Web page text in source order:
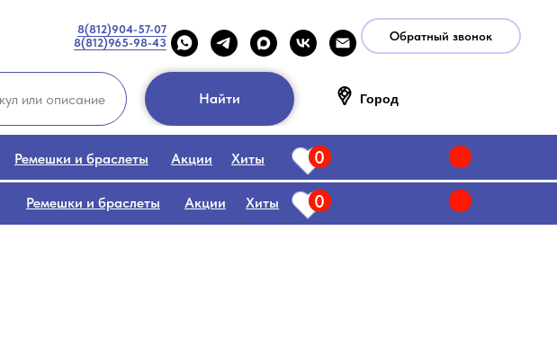
8(812)904-57-07
8(812)965-98-43
Обратный звонок
Найти Город
Ремешки и браслеты Акции Хиты 0
Ремешки и браслеты Акции Хиты 0